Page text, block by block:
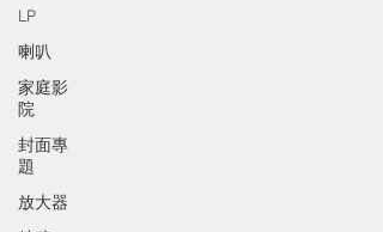
LP
喇叭
家庭影
院
封面專
題
放大器